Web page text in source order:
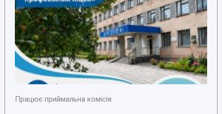
Працює приймальна комісія